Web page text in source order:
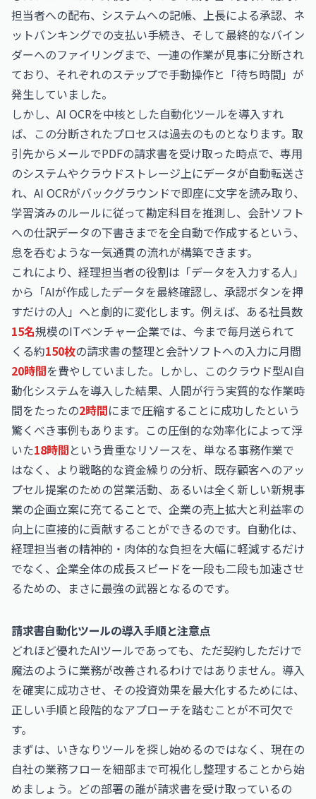
担当者への配布、システムへの記帳、上長による承認、ネ
ットバンキングでの支払い手続き、そして最終的なバイン
ダーへのファイリングまで、一連の作業が見事に分断され
ており、それぞれのステップで手動操作と「待ち時間」が
発生していました。
しかし、AI OCRを中核とした自動化ツールを導入すれ
ば、この分断されたプロセスは過去のものとなります。取
引先からメールでPDFの請求書を受け取った時点で、専用
のシステムやクラウドストレージ上にデータが自動転送さ
れ、AI OCRがバックグラウンドで即座に文字を読み取り、
学習済みのルールに従って勘定科目を推測し、会計ソフト
への仕訳データの下書きまでを全自動で作成するという、
息を呑むような一気通貫の流れが構築できます。
これにより、経理担当者の役割は「データを入力する人」
から「AIが作成したデータを最終確認し、承認ボタンを押
すだけの人」へと劇的に変化します。例えば、ある社員数
15名規模のITベンチャー企業では、今まで毎月送られて
くる約150枚の請求書の整理と会計ソフトへの入力に月間
20時間を費やしていました。しかし、このクラウド型AI自
動化システムを導入した結果、人間が行う実質的な作業時
間をたったの2時間にまで圧縮することに成功したという
驚くべき事例もあります。この圧倒的な効率化によって浮
いた18時間という貴重なリソースを、単なる事務作業で
はなく、より戦略的な資金繰りの分析、既存顧客へのアッ
プセル提案のための営業活動、あるいは全く新しい新規事
業の企画立案に充てることで、企業の売上拡大と利益率の
向上に直接的に貢献することができるのです。自動化は、
経理担当者の精神的・肉体的な負担を大幅に軽減するだけ
でなく、企業全体の成長スピードを一段も二段も加速させ
るための、まさに最強の武器となるのです。
請求書自動化ツールの導入手順と注意点
どれほど優れたAIツールであっても、ただ契約しただけで
魔法のように業務が改善されるわけではありません。導入
を確実に成功させ、その投資効果を最大化するためには、
正しい手順と段階的なアプローチを踏むことが不可欠で
す。
まずは、いきなりツールを探し始めるのではなく、現在の
自社の業務フローを細部まで可視化し整理することから始
めましょう。どの部署の誰が請求書を受け取っているの